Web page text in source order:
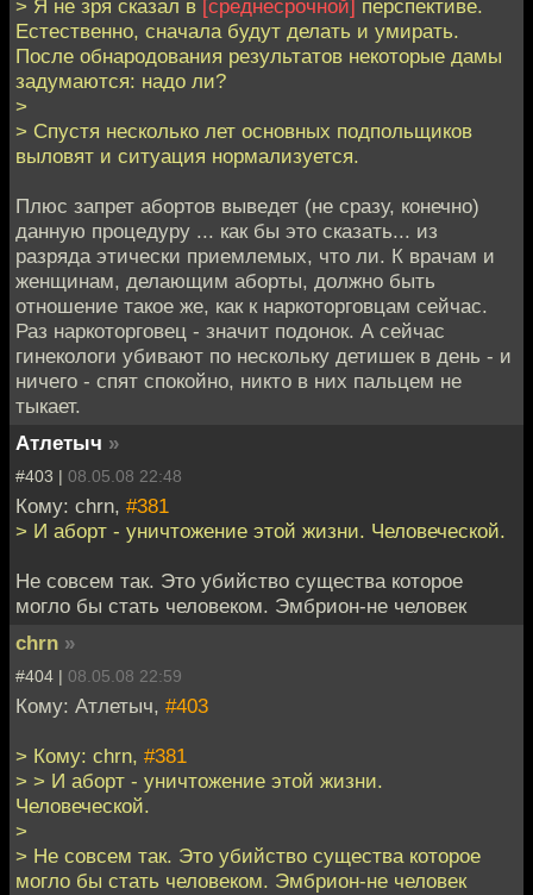
> Я не зря сказал в [среднесрочной] перспективе.
Естественно, сначала будут делать и умирать.
После обнародования результатов некоторые дамы
задумаются: надо ли?
>
> Спустя несколько лет основных подпольщиков
выловят и ситуация нормализуется.
Плюс запрет абортов выведет (не сразу, конечно)
данную процедуру ... как бы это сказать... из
разряда этически приемлемых, что ли. К врачам и
женщинам, делающим аборты, должно быть
отношение такое же, как к наркоторговцам сейчас.
Раз наркоторговец - значит подонок. А сейчас
гинекологи убивают по нескольку детишек в день - и
ничего - спят спокойно, никто в них пальцем не
тыкает.
Атлетыч »
#403 | 08.05.08 22:48
Кому: chrn, #381
> И аборт - уничтожение этой жизни. Человеческой.
Не совсем так. Это убийство существа которое
могло бы стать человеком. Эмбрион-не человек
chrn »
#404 | 08.05.08 22:59
Кому: Атлетыч, #403
> Кому: chrn, #381
> > И аборт - уничтожение этой жизни.
Человеческой.
>
> Не совсем так. Это убийство существа которое
могло бы стать человеком. Эмбрион-не человек